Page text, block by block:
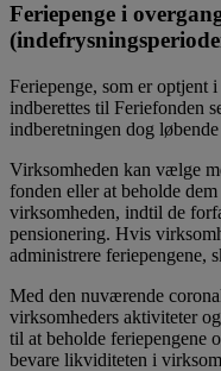
Feriepenge i
Feriepenge, som er optjent
indberettes til Feriefonden
indberetningen dog
Virksomheden kan vælge
fonden eller at beholde
virksomheden, indtil de
pensionering. Hvis
administrere feriepengene,
Med den nuværende
virksomheders aktiviteter
til at beholde feriepengene
bevare likviditeten i